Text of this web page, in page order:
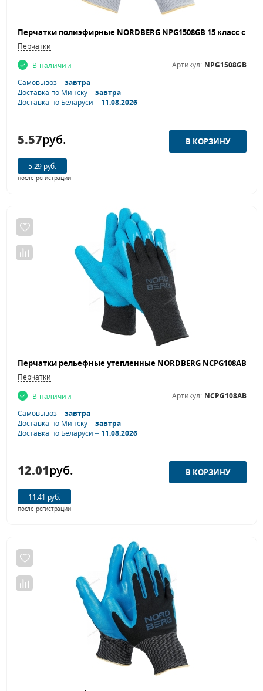
Перчатки
В наличии
Артикул: NPG1508GB
Самовывоз –завтра
Доставка по Минску –завтра
Доставка по Беларуси –11.08.2026
5.57руб.
5.29 руб.
после регистрации
Перчатки рельефные утепленные NORDBERG NCPG108AB
Перчатки
В наличии
Артикул: NCPG108AB
Самовывоз –завтра
Доставка по Минску –завтра
Доставка по Беларуси –11.08.2026
12.01руб.
11.41 руб.
после регистрации